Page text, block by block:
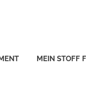
MEIN STOFF